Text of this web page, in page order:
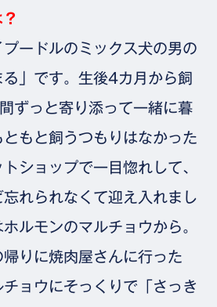
ードルのミックス犬の男の
」です。生後4カ月から飼
ずっと寄り添って一緒に暮
もと飼うつもりはなかった
ショップで一目惚れして、
れられなくて迎え入れまし
ルモンのマルチョウから。
りに焼肉屋さんに行った
ョウにそっくりで「さっき